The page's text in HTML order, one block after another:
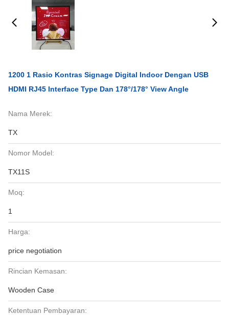
1200 1 Rasio Kontras Signage Digital Indoor Dengan USB
HDMI RJ45 Interface Type Dan 178°/178° View Angle
Nama Merek:
TX
Nomor Model:
TX11S
Moq:
1
Harga:
price negotiation
Rincian Kemasan:
Wooden Case
Ketentuan Pembayaran: